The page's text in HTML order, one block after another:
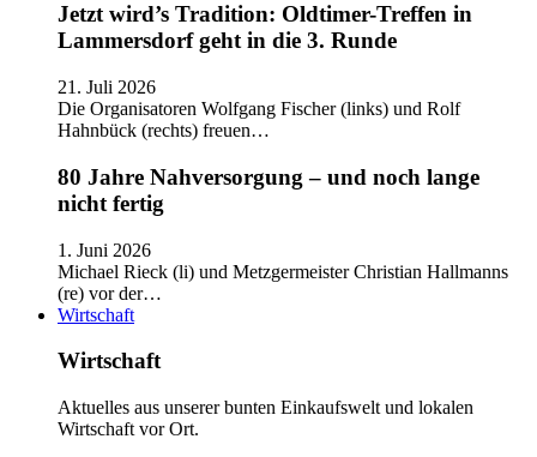
Jetzt wird’s Tradition: Oldtimer-Treffen in
Lammersdorf geht in die 3. Runde
21. Juli 2026
Die Organisatoren Wolfgang Fischer (links) und Rolf
Hahnbück (rechts) freuen…
80 Jahre Nahversorgung – und noch lange
nicht fertig
1. Juni 2026
Michael Rieck (li) und Metzgermeister Christian Hallmanns
(re) vor der…
Wirtschaft
Wirtschaft
Aktuelles aus unserer bunten Einkaufswelt und lokalen
Wirtschaft vor Ort.